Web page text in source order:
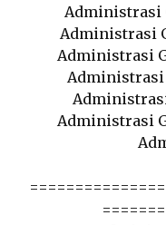
Administrasi
Administrasi
Administrasi
Administrasi
Administrasi